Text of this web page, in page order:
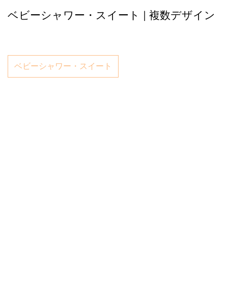
ベビーシャワー・スイート | 複数デザイン
ベビーシャワー・スイート